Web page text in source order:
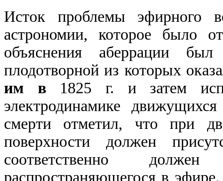
Исток проблемы эфирного
астрономии, которое было
объяснения аберрации
плодотворной из которых
им в1825 г. и затем
электродинамике
смерти отметил, что при
поверхности должен
соответственно
распространяющегося в